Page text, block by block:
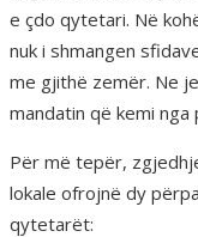
e çdo qytetari. Në
nuk i shmangen
me gjithë zemër. Ne
mandatin që kemi nga
Për më tepër,
lokale ofrojnë dy
qytetarët: